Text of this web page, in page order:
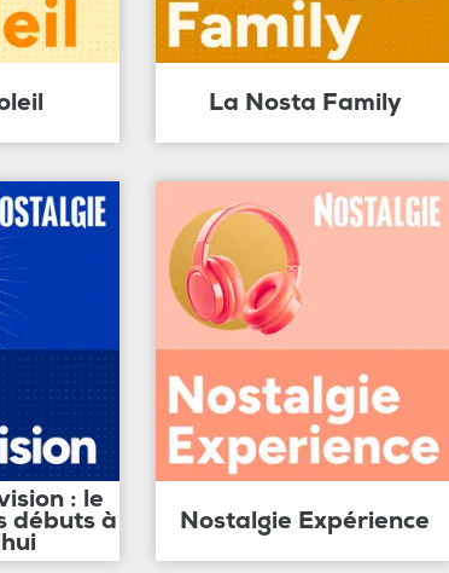
La Nosta Family
: le
débuts à Nostalgie Expérience